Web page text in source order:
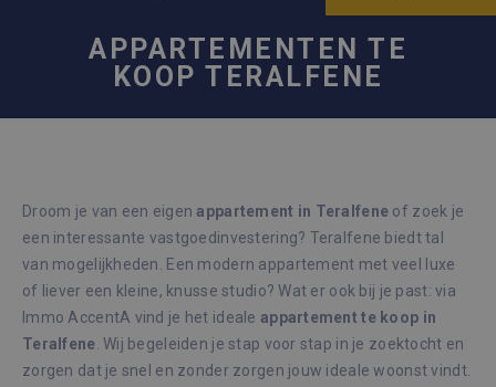
APPARTEMENTEN TE
KOOP TERALFENE
Droom je van een eigenappartement in Teralfene of zoek je
een interessante vastgoedinvestering? Teralfene biedt tal
van mogelijkheden. Een modern appartement met veel luxe
of liever een kleine, knusse studio? Wat er ook bij je past: via
Immo AccentA vind je het ideale appartement te koop in
Teralfene . Wij begeleiden je stap voor stap in je zoektocht en
zorgen dat je snel en zonder zorgen jouw ideale woonst vindt.